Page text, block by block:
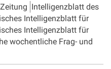
Intelligenzblatt des
Intelligenzblatt für
Intelligenzblatt für
wochentliche Frag- und